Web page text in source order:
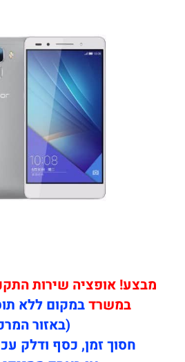
במשרדבמקום ללא
(באזור
חסוך זמן, כסף ודלק